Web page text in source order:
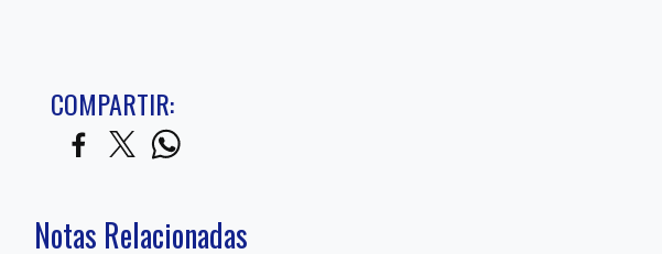
COMPARTIR:
Notas Relacionadas